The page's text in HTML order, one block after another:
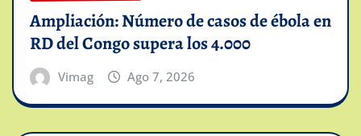
Ampliación: Número de casos de ébola en
RD del Congo supera los 4.000
Vimag Ago 7, 2026